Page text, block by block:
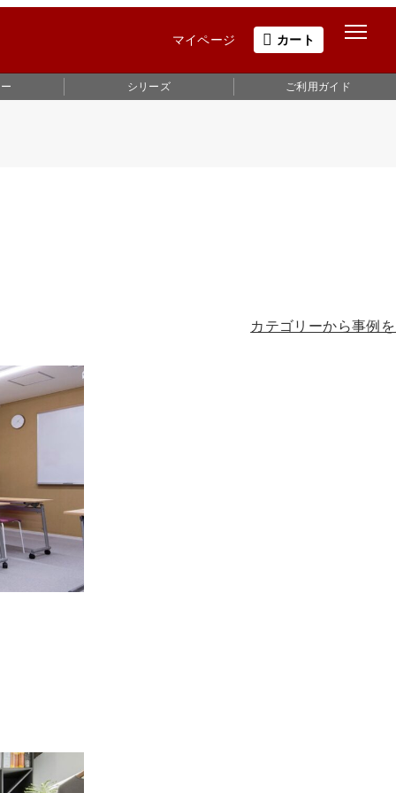
マイページ カート
シリーズ ご利用ガイド
カテゴリーから事例